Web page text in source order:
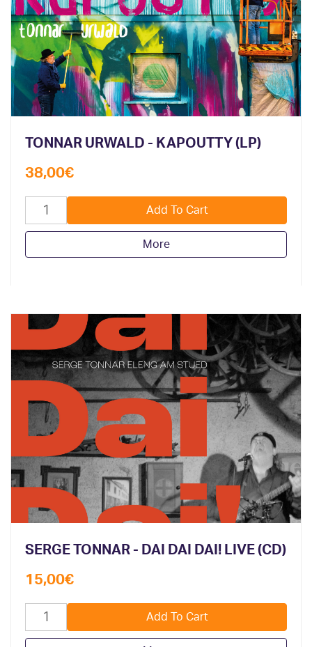
TONNAR URWALD - KAPOUTTY (LP)
38,00€
More
SERGE TONNAR - DAI DAI DAI! LIVE (CD)
15,00€